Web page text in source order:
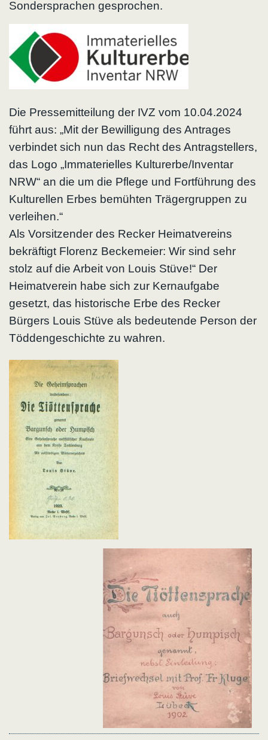
Sondersprachen gesprochen.
Die Pressemitteilung der IVZ vom 10.04.2024
führt aus: „Mit der Bewilligung des Antrages
verbindet sich nun das Recht des Antragstellers,
das Logo „Immaterielles Kulturerbe/Inventar
NRW“ an die um die Pflege und Fortführung des
Kulturellen Erbes bemühten Trägergruppen zu
verleihen.“
Als Vorsitzender des Recker Heimatvereins
bekräftigt Florenz Beckemeier: Wir sind sehr
stolz auf die Arbeit von Louis Stüve!“ Der
Heimatverein habe sich zur Kernaufgabe
gesetzt, das historische Erbe des Recker
Bürgers Louis Stüve als bedeutende Person der
Töddengeschichte zu wahren.